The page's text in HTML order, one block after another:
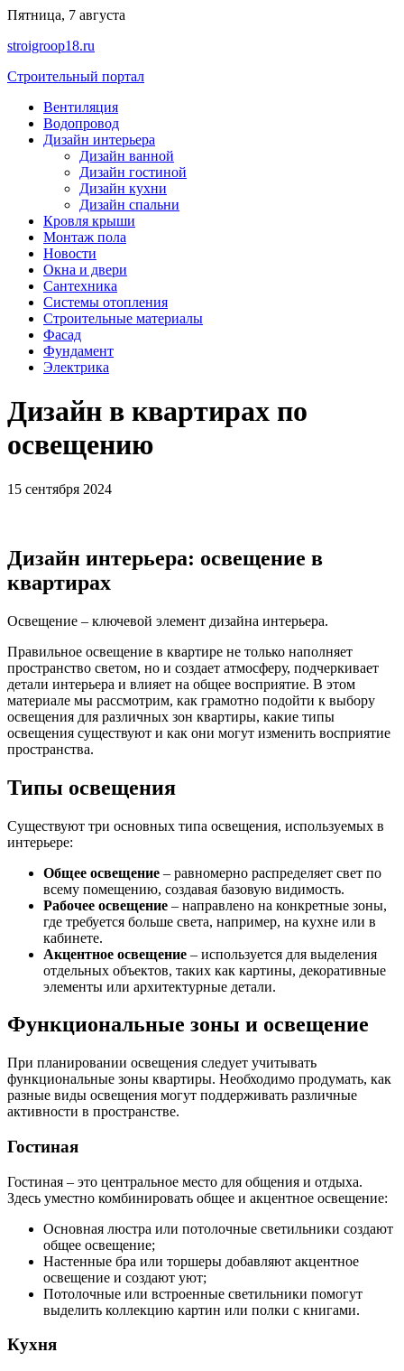
Перейти
содержимому
Пятница, 7 августа
stroigroop18.ru
Строительный портал
Вентиляция
Водопровод
Дизайн интерьера
Дизайн ванной
Дизайн гостиной
Дизайн кухни
Дизайн спальни
Кровля крыши
Монтаж пола
Новости
Окна и двери
Сантехника
Системы отопления
Строительные материалы
Фасад
Фундамент
Электрика
Дизайн в квартирах по
освещению
15 сентября 2024
Дизайн интерьера: освещение в
квартирах
Освещение – ключевой элемент дизайна интерьера.
Правильное освещение в квартире не только наполняет
пространство светом, но и создает атмосферу, подчеркивает
детали интерьера и влияет на общее восприятие. В этом
материале мы рассмотрим, как грамотно подойти к выбору
освещения для различных зон квартиры, какие типы
освещения существуют и как они могут изменить восприятие
пространства.
Типы освещения
Существуют три основных типа освещения, используемых в
интерьере:
Общее освещение – равномерно распределяет свет по
всему помещению, создавая базовую видимость.
Рабочее освещение – направлено на конкретные зоны,
где требуется больше света, например, на кухне или в
кабинете.
Акцентное освещение – используется для выделения
отдельных объектов, таких как картины, декоративные
элементы или архитектурные детали.
Функциональные зоны и освещение
При планировании освещения следует учитывать
функциональные зоны квартиры. Необходимо продумать, как
разные виды освещения могут поддерживать различные
активности в пространстве.
Гостиная
Гостиная – это центральное место для общения и отдыха.
Здесь уместно комбинировать общее и акцентное освещение:
Основная люстра или потолочные светильники создают
общее освещение;
Настенные бра или торшеры добавляют акцентное
освещение и создают уют;
Потолочные или встроенные светильники помогут
выделить коллекцию картин или полки с книгами.
Кухня